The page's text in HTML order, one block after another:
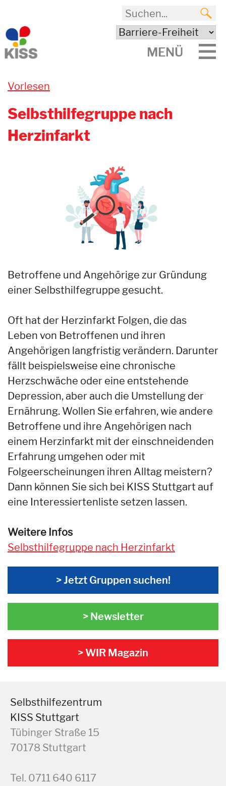
MENÜ
Vorlesen
Selbsthilfegruppe nach
Herzinfarkt
Betroffene und Angehörige zur Gründung
einer Selbsthilfegruppe gesucht.
Oft hat der Herzinfarkt Folgen, die das
Leben von Betroffenen und ihren
Angehörigen langfristig verändern. Darunter
fällt beispielsweise eine chronische
Herzschwäche oder eine entstehende
Depression, aber auch die Umstellung der
Ernährung. Wollen Sie erfahren, wie andere
Betroffene und ihre Angehörigen nach
einem Herzinfarkt mit der einschneidenden
Erfahrung umgehen oder mit
Folgeerscheinungen ihren Alltag meistern?
Dann können Sie sich bei KISS Stuttgart auf
eine Interessiertenliste setzen lassen.
Weitere Infos
Selbsthilfegruppe nach Herzinfarkt
> Jetzt Gruppen suchen!
> Newsletter
> WIR Magazin
Selbsthilfezentrum
KISS Stuttgart
Tübinger Straße 15
70178 Stuttgart
Tel. 0711 640 6117